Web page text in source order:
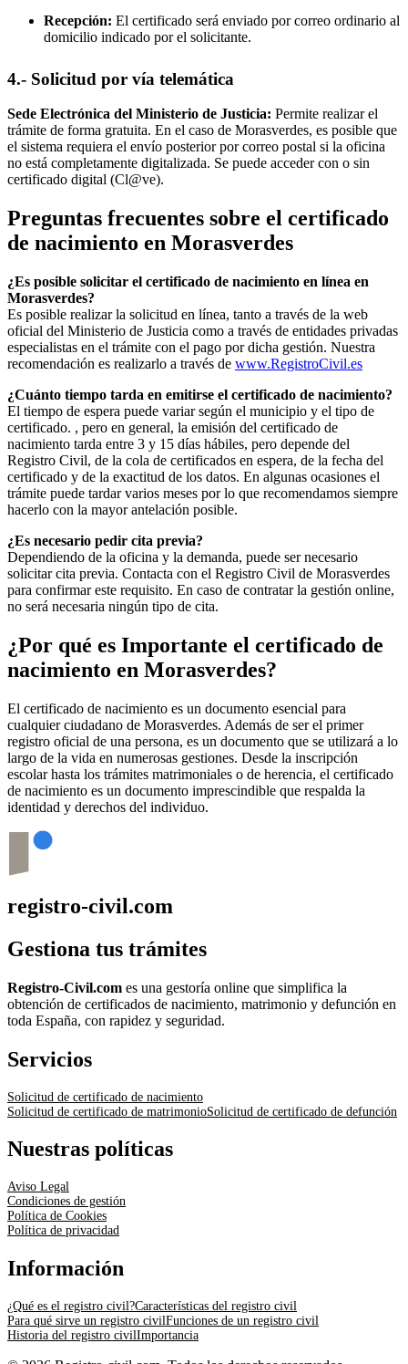
Recepción: El certificado será enviado por correo ordinario al
domicilio indicado por el solicitante.
4.- Solicitud por vía telemática
Sede Electrónica del Ministerio de Justicia: Permite realizar el
trámite de forma gratuita. En el caso de Morasverdes, es posible que
el sistema requiera el envío posterior por correo postal si la oficina
no está completamente digitalizada. Se puede acceder con o sin
certificado digital (Cl@ve).
Preguntas frecuentes sobre el certificado
de nacimiento en Morasverdes
¿Es posible solicitar el certificado de nacimiento en línea en
Morasverdes?
Es posible realizar la solicitud en línea, tanto a través de la web
oficial del Ministerio de Justicia como a través de entidades privadas
especialistas en el trámite con el pago por dicha gestión. Nuestra
recomendación es realizarlo a través de www.RegistroCivil.es
¿Cuánto tiempo tarda en emitirse el certificado de nacimiento?
El tiempo de espera puede variar según el municipio y el tipo de
certificado. , pero en general, la emisión del certificado de
nacimiento tarda entre 3 y 15 días hábiles, pero depende del
Registro Civil, de la cola de certificados en espera, de la fecha del
certificado y de la exactitud de los datos. En algunas ocasiones el
trámite puede tardar varios meses por lo que recomendamos siempre
hacerlo con la mayor antelación posible.
¿Es necesario pedir cita previa?
Dependiendo de la oficina y la demanda, puede ser necesario
solicitar cita previa. Contacta con el Registro Civil de Morasverdes
para confirmar este requisito. En caso de contratar la gestión online,
no será necesaria ningún tipo de cita.
¿Por qué es Importante el certificado de
nacimiento en Morasverdes?
El certificado de nacimiento es un documento esencial para
cualquier ciudadano de Morasverdes. Además de ser el primer
registro oficial de una persona, es un documento que se utilizará a lo
largo de la vida en numerosas gestiones. Desde la inscripción
escolar hasta los trámites matrimoniales o de herencia, el certificado
de nacimiento es un documento imprescindible que respalda la
identidad y derechos del individuo.
registro-civil.com
Gestiona tus trámites
Registro-Civil.com es una gestoría online que simplifica la
obtención de certificados de nacimiento, matrimonio y defunción en
toda España, con rapidez y seguridad.
Servicios
Solicitud de certificado de nacimiento
Solicitud de certificado de matrimonioSolicitud de certificado de defunción
Nuestras políticas
Aviso Legal
Condiciones de gestión
Política de Cookies
Política de privacidad
Información
¿Qué es el registro civil?Características del registro civil
Para qué sirve un registro civilFunciones de un registro civil
Historia del registro civilImportancia